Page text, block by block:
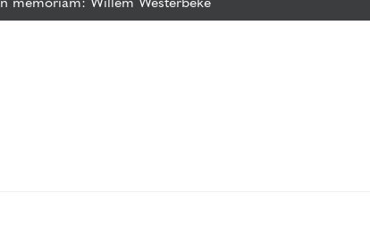
In memoriam: Willem Westerbeke